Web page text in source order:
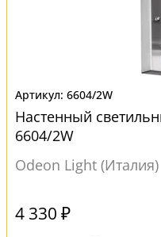
6604/2W
Настенный
6604/2W
Odeon Light (Италия)
4 330 ₽